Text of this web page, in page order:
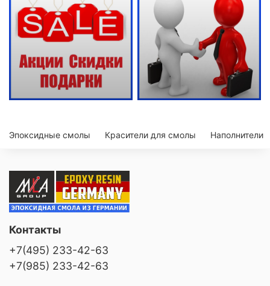
Эпоксидные смолы Красители для смолы Наполнители
Контакты
+7(495) 233-42-63
+7(985) 233-42-63